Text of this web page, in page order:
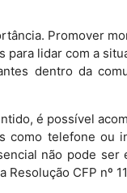
Promover
lidar com a
dentro da
é possível
como telefone ou
não pode ser
CFP nº